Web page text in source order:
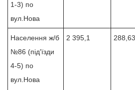
1-3) по
вул.Нова
Населення ж/б
№86 (під'їзди
4-5) по
вул.Нова
2 395,1